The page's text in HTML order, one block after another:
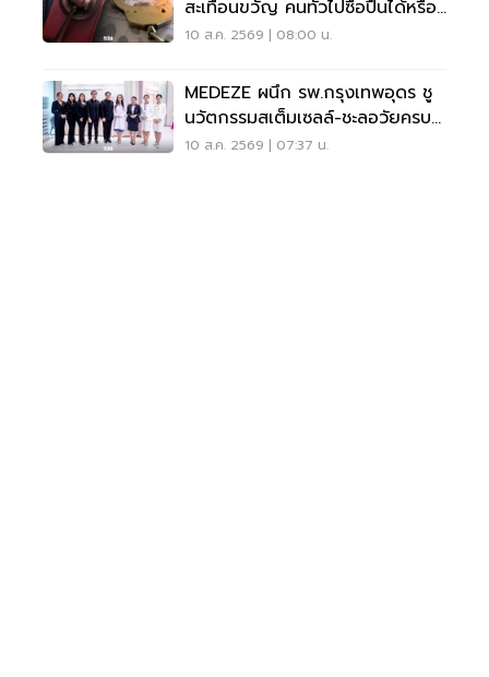
สะเทือนขวัญ คนทั่วไปซื้อปืนได้หรือ
ไม่?
10 ส.ค. 2569 | 08:00 น.
MEDEZE ผนึก รพ.กรุงเทพอุดร ชู
นวัตกรรมสเต็มเซลล์-ชะลอวัยครบ
วงจร
10 ส.ค. 2569 | 07:37 น.